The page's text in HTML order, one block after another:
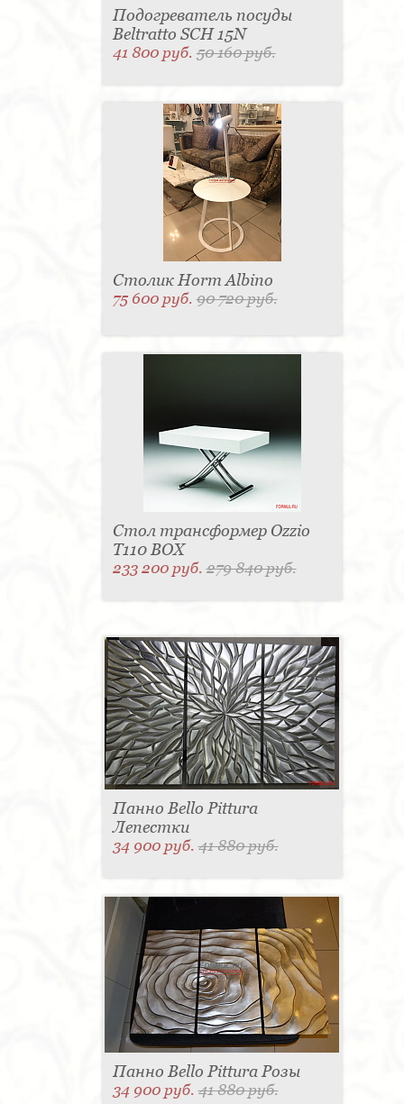
Подогреватель посуды
Beltratto SCH 15N
41 800 руб.50 160 руб.
Столик Horm Albino
75 600 руб.90 720 руб.
Стол трансформер Ozzio
T110 BOX
233 200 руб.279 840 руб.
Панно Bello Pittura
Лепестки
34 900 руб.41 880 руб.
Панно Bello Pittura Розы
34 900 руб.41 880 руб.